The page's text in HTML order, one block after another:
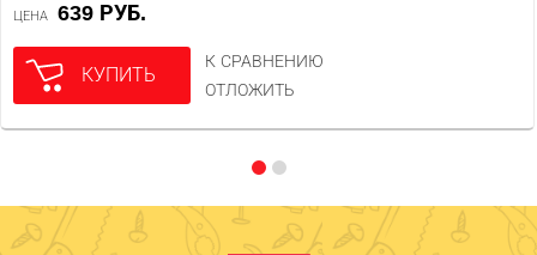
ЦЕНА 639 РУБ.
КУПИТЬ
К СРАВНЕНИЮ
ОТЛОЖИТЬ